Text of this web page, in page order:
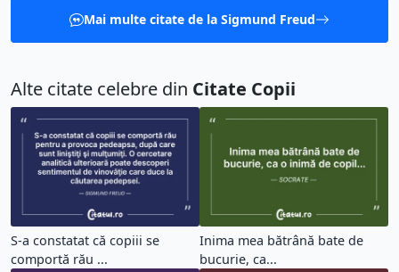
Mai multe citate de la Sigmund Freud
Alte citate celebre din Citate Copii
S-a constatat că copiii se
comportă rău ...
Inima mea bătrână bate de
bucurie, ca...